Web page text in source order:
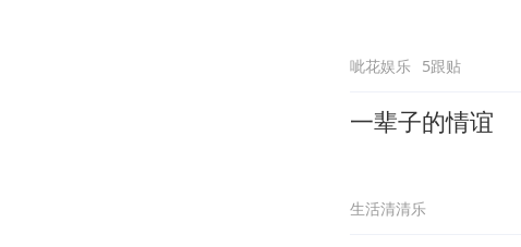
呲花娱乐 5跟贴
一辈子的情谊
生活清清乐